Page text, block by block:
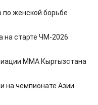
женской борьбе
на старте ЧМ-2026
ММА Кыргызстана
на чемпионате Азии